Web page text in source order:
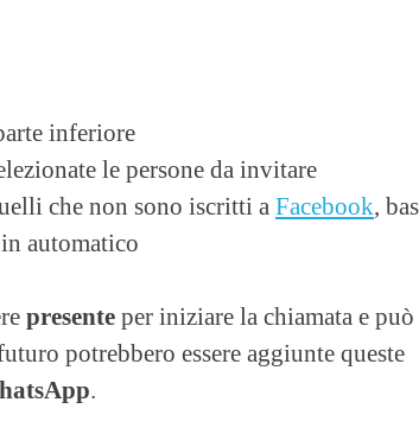
inferiore
le persone da invitare
che non sono iscritti a Facebook,
automatico
presente per iniziare la chiamata e può
potrebbero essere aggiunte queste
.